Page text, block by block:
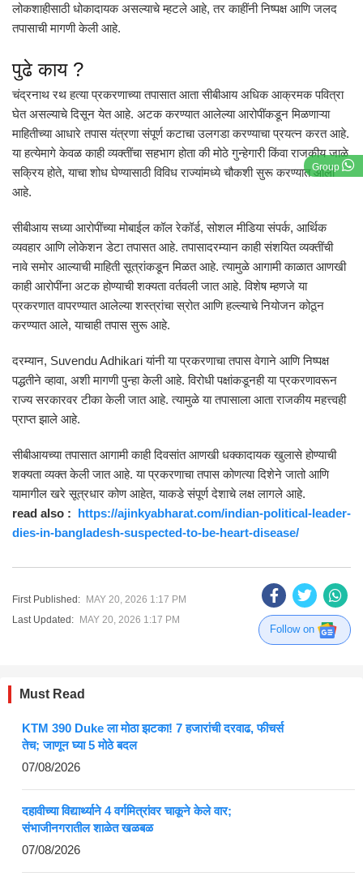
Group
लोकशाहीसाठी धोकादायक असल्याचे म्हटले आहे, तर काहींनी निष्पक्ष आणि जलद
तपासाची मागणी केली आहे.
पुढे काय ?
चंद्रनाथ रथ हत्या प्रकरणाच्या तपासात आता सीबीआय अधिक आक्रमक पवित्रा
घेत असल्याचे दिसून येत आहे. अटक करण्यात आलेल्या आरोपींकडून मिळणाऱ्या
माहितीच्या आधारे तपास यंत्रणा संपूर्ण कटाचा उलगडा करण्याचा प्रयत्न करत आहे.
या हत्येमागे केवळ काही व्यक्तींचा सहभाग होता की मोठे गुन्हेगारी किंवा राजकीय जाळे
सक्रिय होते, याचा शोध घेण्यासाठी विविध राज्यांमध्ये चौकशी सुरू करण्यात आली
आहे.
सीबीआय सध्या आरोपींच्या मोबाईल कॉल रेकॉर्ड, सोशल मीडिया संपर्क, आर्थिक
व्यवहार आणि लोकेशन डेटा तपासत आहे. तपासादरम्यान काही संशयित व्यक्तींची
नावे समोर आल्याची माहिती सूत्रांकडून मिळत आहे. त्यामुळे आगामी काळात आणखी
काही आरोपींना अटक होण्याची शक्यता वर्तवली जात आहे. विशेष म्हणजे या
प्रकरणात वापरण्यात आलेल्या शस्त्रांचा स्रोत आणि हल्ल्याचे नियोजन कोठून
करण्यात आले, याचाही तपास सुरू आहे.
दरम्यान, Suvendu Adhikariयांनी या प्रकरणाचा तपास वेगाने आणि निष्पक्ष
पद्धतीने व्हावा, अशी मागणी पुन्हा केली आहे. विरोधी पक्षांकडूनही या प्रकरणावरून
राज्य सरकारवर टीका केली जात आहे. त्यामुळे या तपासाला आता राजकीय महत्त्वही
प्राप्त झाले आहे.
सीबीआयच्या तपासात आगामी काही दिवसांत आणखी धक्कादायक खुलासे होण्याची
शक्यता व्यक्त केली जात आहे. या प्रकरणाचा तपास कोणत्या दिशेने जातो आणि
यामागील खरे सूत्रधार कोण आहेत, याकडे संपूर्ण देशाचे लक्ष लागले आहे.
read also : https://ajinkyabharat.com/indian-political-leader-
dies-in-bangladesh-suspected-to-be-heart-disease/
First Published: MAY 20, 2026 1:17 PM
Last Updated: MAY 20, 2026 1:17 PM
Follow on
Must Read
KTM 390 Duke ला मोठा झटका! 7 हजारांची दरवाढ, फीचर्स
तेच; जाणून घ्या 5 मोठे बदल
07/08/2026
दहावीच्या विद्यार्थ्याने 4 वर्गमित्रांवर चाकूने केले वार;
संभाजीनगरातील शाळेत खळबळ
07/08/2026